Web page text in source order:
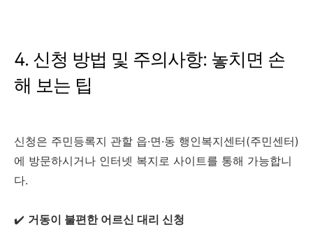
4. 신청 방법 및 주의사항: 놓치면 손
해 보는 팁
신청은 주민등록지 관할 읍·면·동 행인복지센터(주민센터)
에 방문하시거나 인터넷 복지로 사이트를 통해 가능합니
다.
✔️ 거동이 불편한 어르신 대리 신청